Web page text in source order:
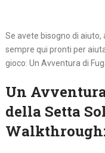
Se avete bisogno di
sempre qui pronti per
gioco: Un Avventura di
Un
della Setta